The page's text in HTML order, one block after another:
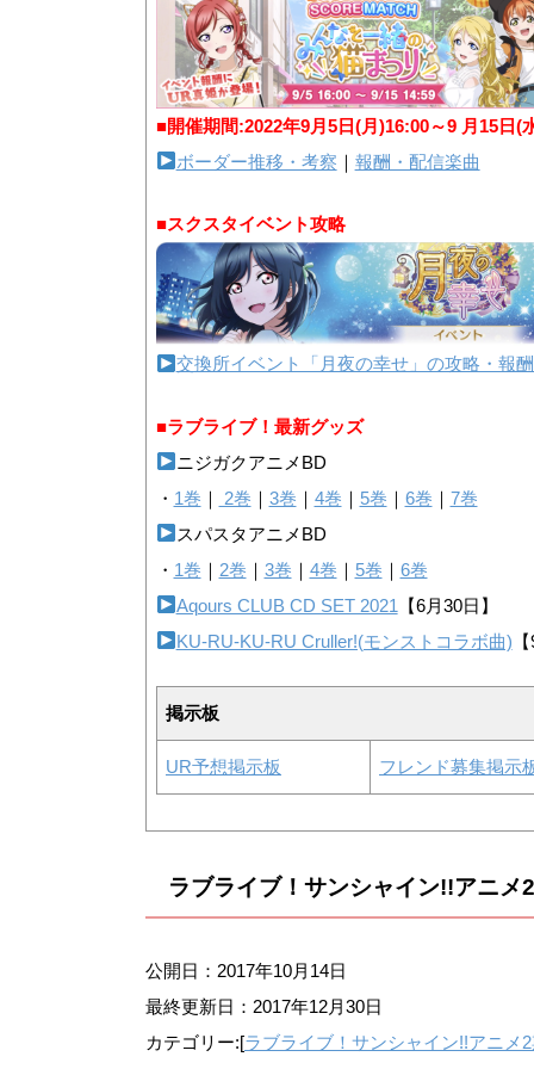
■開催期間:2022年9月5日(月)16:00～9 月15日(
ボーダー推移・考察 ｜ 報酬・配信楽曲
■スクスタイベント攻略
交換所イベント「月夜の幸せ」の攻略・報
■ラブライブ！最新グッズ
ニジガクアニメBD
・ 1巻 ｜ 2巻 ｜ 3巻 ｜ 4巻 ｜ 5巻 ｜ 6巻 ｜ 7巻
スパスタアニメBD
・ 1巻 ｜ 2巻 ｜ 3巻 ｜ 4巻 ｜ 5巻 ｜ 6巻
Aqours CLUB CD SET 2021 【6月30日】
KU-RU-KU-RU Cruller!(モンストコラボ曲)
掲示板
UR予想掲示板 フレンド募集掲示
ラブライブ！サンシャイン!!アニ
公開日：2017年10月14日
最終更新日： 2017年12月30日
カテゴリー:[ラブライブ！サンシャイン!!アニメ